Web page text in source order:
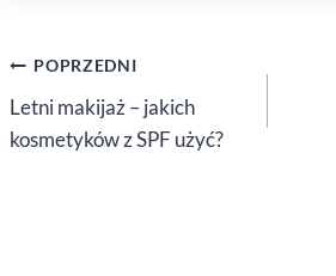
Nawigacja
wpisu
POPRZEDNI
Letni makijaż – jakich
kosmetyków z SPF użyć?